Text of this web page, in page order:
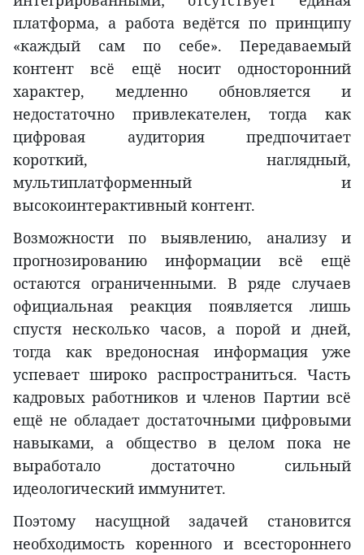
платформа, а работа ведётся по принципу
«каждый сам по себе». Передаваемый
контент всё ещё носит односторонний
характер, медленно обновляется и
недостаточно привлекателен, тогда как
цифровая аудитория предпочитает
короткий, наглядный,
мультиплатформенный и
высокоинтерактивный контент.
Возможности по выявлению, анализу и
прогнозированию информации всё ещё
остаются ограниченными. В ряде случаев
официальная реакция появляется лишь
спустя несколько часов, а порой и дней,
тогда как вредоносная информация уже
успевает широко распространиться. Часть
кадровых работников и членов Партии всё
ещё не обладает достаточными цифровыми
навыками, а общество в целом пока не
выработало достаточно сильный
идеологический иммунитет.
Поэтому насущной задачей становится
необходимость коренного и всестороннего